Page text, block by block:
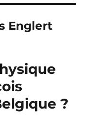
Englert
?